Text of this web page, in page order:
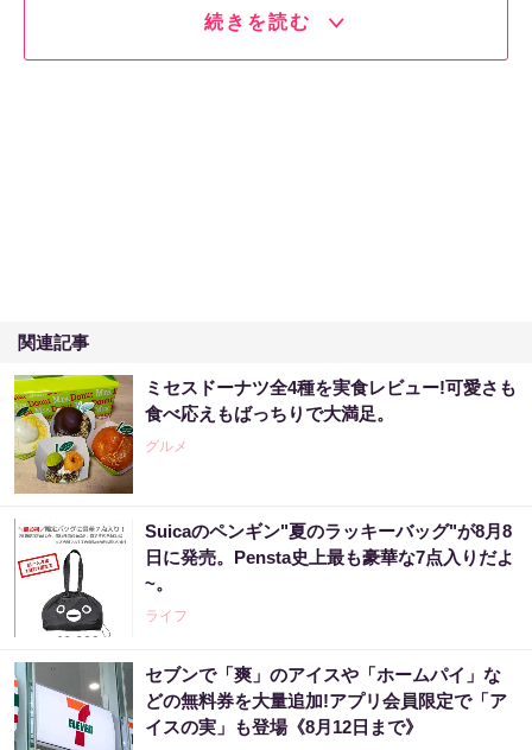
続きを読む
関連記事
ミセスドーナツ全4種を実食レビュー!可愛さも
食べ応えもばっちりで大満足。
グルメ
Suicaのペンギン"夏のラッキーバッグ"が8月8
日に発売。Pensta史上最も豪華な7点入りだよ
~。
ライフ
セブンで「爽」のアイスや「ホームパイ」な
どの無料券を大量追加!アプリ会員限定で「ア
イスの実」も登場《8月12日まで》